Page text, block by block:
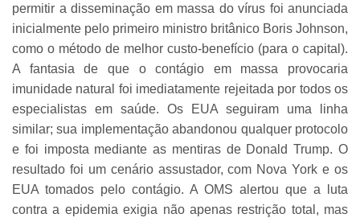
permitir a disseminação em massa do vírus foi anunciada
inicialmente pelo primeiro ministro britânico Boris Johnson,
como o método de melhor custo-benefício (para o capital).
A fantasia de que o contágio em massa provocaria
imunidade natural foi imediatamente rejeitada por todos os
especialistas em saúde. Os EUA seguiram uma linha
similar; sua implementação abandonou qualquer protocolo
e foi imposta mediante as mentiras de Donald Trump. O
resultado foi um cenário assustador, com Nova York e os
EUA tomados pelo contágio. A OMS alertou que a luta
contra a epidemia exigia não apenas restrição total, mas